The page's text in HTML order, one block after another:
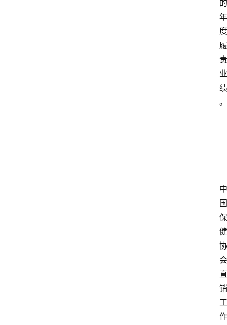
的
年
度
履
责
业
绩
。
中
国
保
健
协
会
直
销
工
作